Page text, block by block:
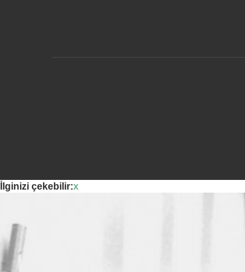
İlginizi çekebilir:x